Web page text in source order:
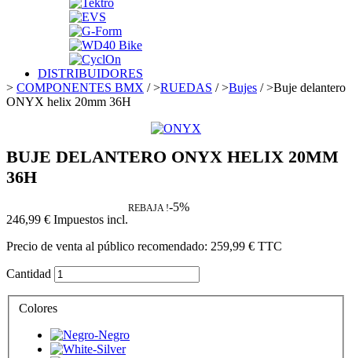
DISTRIBUIDORES
> COMPONENTES BMX />RUEDAS />Bujes />Buje delantero
ONYX helix 20mm 36H
BUJE DELANTERO ONYX HELIX 20MM
36H
246,99 € Impuestos incl.
REBAJA !-5%
Precio de venta al público recomendado: 259,99 € TTC
Cantidad
Colores